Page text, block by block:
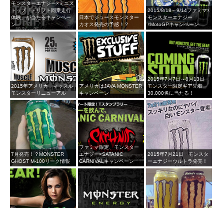
モンスターエナジー×ミニス
トップ「ドリフト同乗走行
体験」が当たるキャンペー
ン
日本でジュースモンスター
カオス発売の予感！？
2015/8/18～9/14ファミマ☓
モンスターエナジー
☓MotoGPキャンペーン
2015年アメリカ マッスル
モンスターリニューアル
アメリカはJAVA MONSTER
キャンペーン
2015年7月7日～8月13日
モンスター限定ギア先着
30,000名に当たる！
7月発売！？MONSTER
GHOST M-100リーク情報
ファミマ限定、モンスター
エナジー×SATANIC
CARNIVALキャンペーン
2015年7月21日 モンスタ
ーエナジーウルトラ発売！